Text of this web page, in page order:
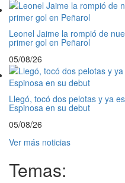
Leonel Jaime la rompió de
primer gol en Peñarol
05/08/26
Llegó, tocó dos pelotas y ya
Espinosa en su debut
05/08/26
Ver más noticias
Temas: